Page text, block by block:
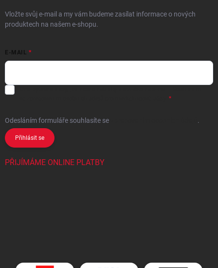
Vložte svůj e-mail a my vám budeme zasílat informace o nových
produktech na našem e-shopu.
E-MAIL
Odesláním formuláře souhlasíte se .
Přihlásit se
PŘIJÍMÁME ONLINE PLATBY